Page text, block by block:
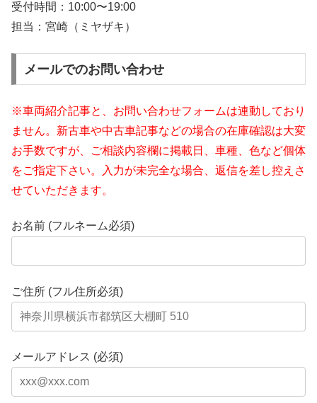
受付時間： 10:00〜19:00
担当：宮崎（ミヤザキ）
メールでのお問い合わせ
※車両紹介記事と、お問い合わせフォームは連動しており
ません。新古車や中古車記事などの場合の在庫確認は大変
お手数ですが、ご相談内容欄に掲載日、車種、色など個体
をご指定下さい。入力が未完全な場合、返信を差し控えさ
せていただきます。
お名前 (フルネーム必須)
ご住所 (フル住所必須)
メールアドレス (必須)